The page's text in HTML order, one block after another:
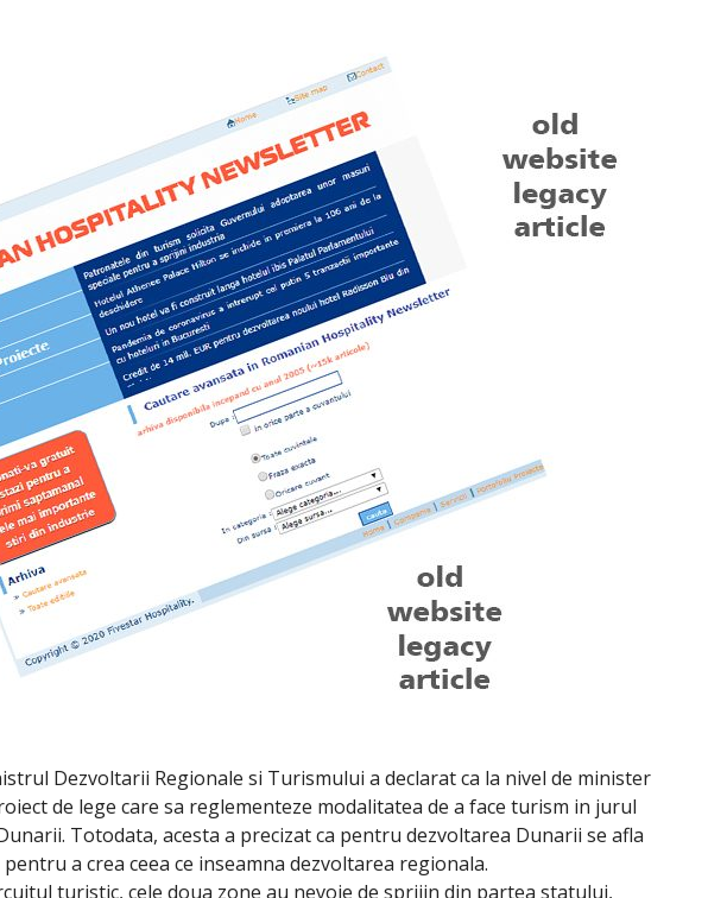
Dezvoltarii Regionale si Turismului a declarat ca la nivel de minister
de lege care sa reglementeze modalitatea de a face turism in jurul
Totodata, acesta a precizat ca pentru dezvoltarea Dunarii se afla
a crea ceea ce inseamna dezvoltarea regionala.
turistic, cele doua zone au nevoie de sprijin din partea statului,